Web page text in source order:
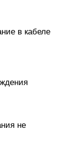
в кабеле
не